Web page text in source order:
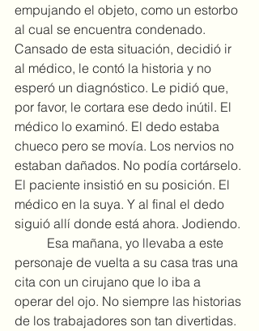
empujando el objeto, como un estorbo
al cual se encuentra condenado.
Cansado de esta situación, decidió ir
al médico, le contó la historia y no
esperó un diagnóstico. Le pidió que,
por favor, le cortara ese dedo inútil. El
médico lo examinó. El dedo estaba
chueco pero se movía. Los nervios no
estaban dañados. No podía cortárselo.
El paciente insistió en su posición. El
médico en la suya. Y al final el dedo
siguió allí donde está ahora. Jodiendo.
personaje de vuelta a su casa tras una
cita con un cirujano que lo iba a
operar del ojo. No siempre las historias
de los trabajadores son tan divertidas.